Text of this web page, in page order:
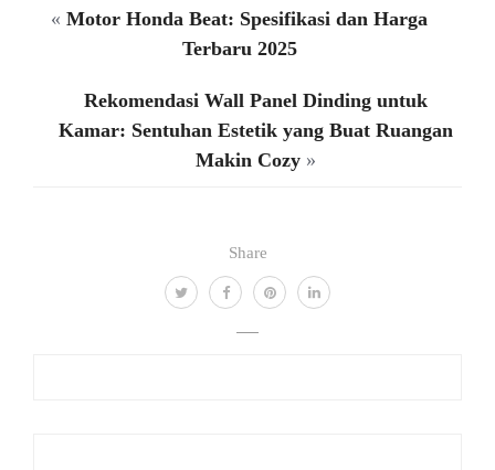
Share
« Motor Honda Beat: Spesifikasi dan Harga
Terbaru 2025
Rekomendasi Wall Panel Dinding untuk
Kamar: Sentuhan Estetik yang Buat Ruangan
Makin Cozy »